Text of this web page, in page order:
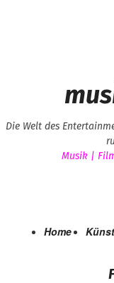
Die Welt des
Musik |
Home